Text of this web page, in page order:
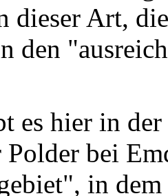
dieser Art,
den
es hier in
bei
in